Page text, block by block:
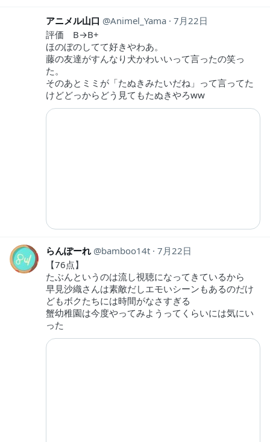
アニメル山口 Animel_Yama 7月22日
評価 B→B+
ほのぼのしてて好きやわあ。
藤の友達がすんなり犬かわいいって言ったの笑っ
た。
そのあとミミが「たぬきみたいだね」って言ってた
けどどっからどう見てもたぬきやろww
らんぽーれ bamboo14t 7月22日
【76点】
たぶんというのは流し視聴になってきているから
早見沙織さんは素敵だしエモいシーンもあるのだけ
どもボクたちには時間がなさすぎる
蟹幼稚園は今度やってみようってくらいには気にい
った